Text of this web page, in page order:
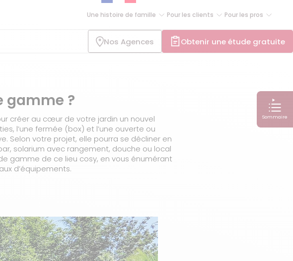
Une histoire de famille Pour les clients Pour les pros
Nos Agences Obtenir une étude gratuite
gamme ?
créer au cœur de votre jardin un nouvel
l’une fermée (box) et l’une ouverte ou
Selon votre projet, elle pourra se décliner en
solarium avec rangement, douche ou local
gamme de ce lieu cosy, en vous énumérant
d’équipements.
Sommaire